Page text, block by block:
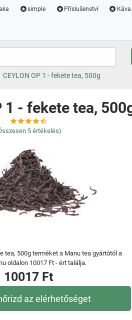
simple Příslušenství
CEYLON OP 1 - fekete tea, 500g
1 - fekete tea,
5 értékelés)
tea, 500g terméket a Manu tea gyártótól a
oldalon 10017 Ft - ért találja.
10017 Ft
az elérhetőséget